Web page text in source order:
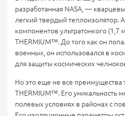
разработанная NASA, —
легкий твердый теплоизолятор.
компонентов ультратонкого (1,7
THERMIUM™. До того как он
военных, он использовался в
для защиты космических
Но это еще не все преимущества
THERMIUM™. Его уникальность
полевых условиях в районах с